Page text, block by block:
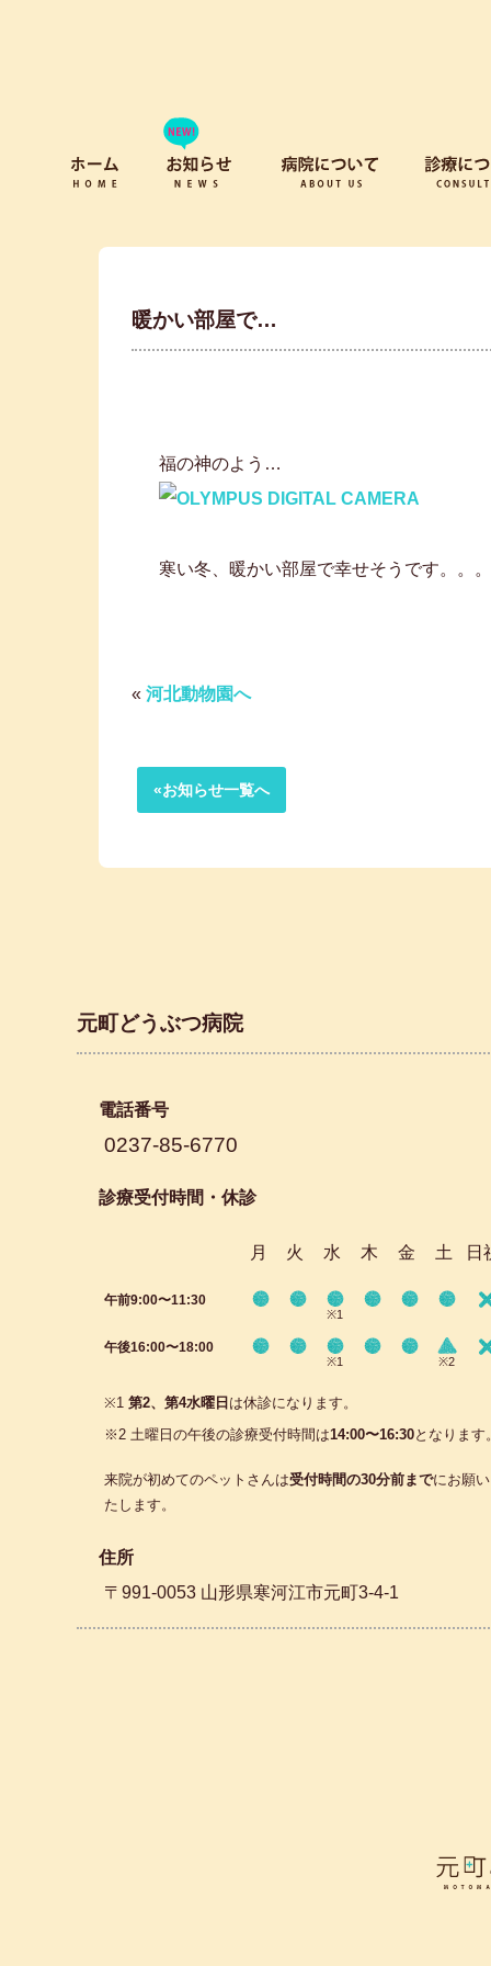
暖かい部屋で…
福の神のよう…
寒い冬、暖かい部屋で幸せそうです。。。
« 河北動物園へ
«お知らせ一覧へ
元町どうぶつ病院
電話番号
0237-85-6770
診療受付時間・休診
月 火 水 木 金 土 日
午前9:00〜11:30
※1
午後16:00〜18:00
※1 ※2
※1 第2、第4水曜日 は休診になります。
※2 土曜日の午後の診療受付時間は14:00〜16:30となります
来院が初めてのペットさんは受付時間の30分前までにお願
たします。
住所
〒991-0053 山形県寒河江市元町3-4-1